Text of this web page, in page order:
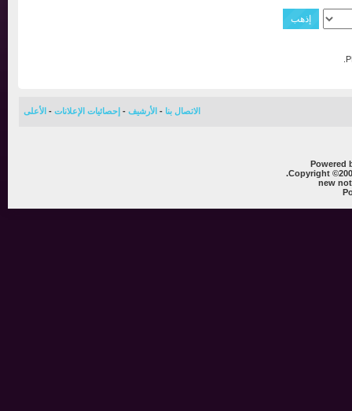
الاتصال بنا- الأرشيف-إحصائيات الإعلانات-الأعلى
Copyright